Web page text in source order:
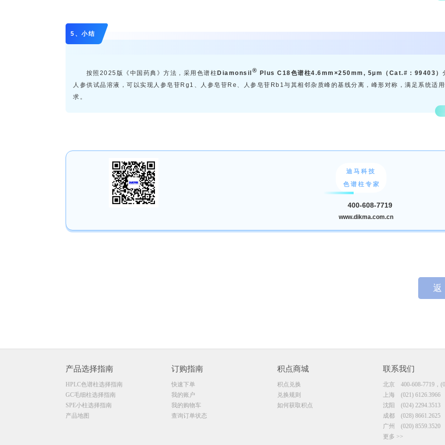
5、小结
按照2025版《中国药典》方法，采用色谱柱 Diamonsil ® Plus C18色谱柱4.6mm×250mm, 5μm（Cat.#：99403）
人参供试品溶液，可以实现人参皂苷Rg1、人参皂苷Re、人参皂苷Rb1与其相邻杂质峰的基线分离，峰形对称，满足系统适
求。
迪 马 科 技
色 谱 柱 专 家
400-608-7719
www.dikma.com.cn
返
产品选择指南
HPLC色谱柱选择指南
GC毛细柱选择指南
SPE小柱选择指南
产品地图
订购指南
快速下单
我的账户
我的购物车
查询订单状态
积点商城
积点兑换
兑换规则
如何获取积点
联系我们
北京 400-608-7719，
上海 (021) 6126.3966
沈阳 (024) 2294.3513
成都 (028) 8661.2625
广州 (020) 8559.3520
更多 >>